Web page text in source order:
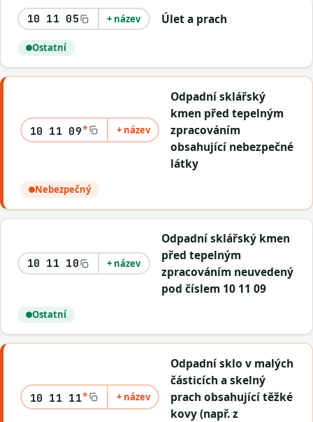
10 11 05 + název Úlet a prach
Ostatní
10 11 09* + název
Odpadní sklářský
kmen před tepelným
zpracováním
obsahující nebezpečné
látky
Nebezpečný
10 11 10 + název
Odpadní sklářský kmen
před tepelným
zpracováním neuvedený
pod číslem 10 11 09
Ostatní
10 11 11* + název
Odpadní sklo v malých
částicích a skelný
prach obsahující těžké
kovy (např. z